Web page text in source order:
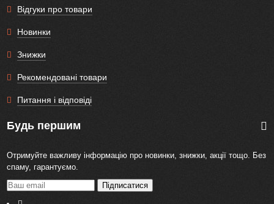
Відгуки про товари
Новинки
Знижки
Рекомендовані товари
Питання і відповіді
Будь першим
Отримуйте важливу інформацію про новинки, знижки, акції тощо. Без
спаму, гарантуємо.
Підписатися